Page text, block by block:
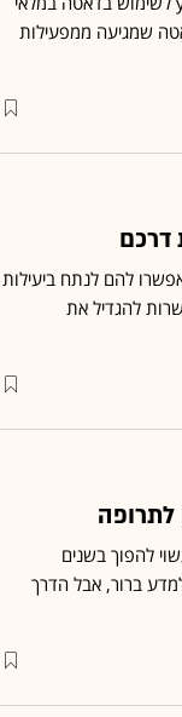
שמגיעה ממפעילות
דרכם
להם לנתח ביעילות
להגדיל את
להפוך בשנים
ברור, אבל הדרך